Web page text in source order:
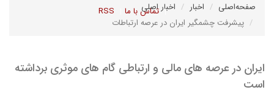
تماس با ما RSS صفحه‌اصلی اخبار
اخبار اصلی
پیشرفت چشمگیر ایران در عرصه ارتباطات
ایران در عرصه های مالی و ارتباطی گام های موثری برداشته
است